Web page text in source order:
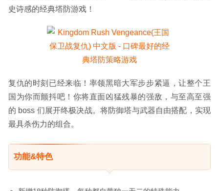
史诗感的经典塔防游戏！
复仇的时刻已经来临！率领黑暗大军步步紧逼，让整个王
国为你而颤抖吧！你将直面凶猛残暴的强敌，与至高至强
的 boss 们展开终极决战。将防御塔与武器自由搭配，实现
最具杀伤力的组合。
功能&特色